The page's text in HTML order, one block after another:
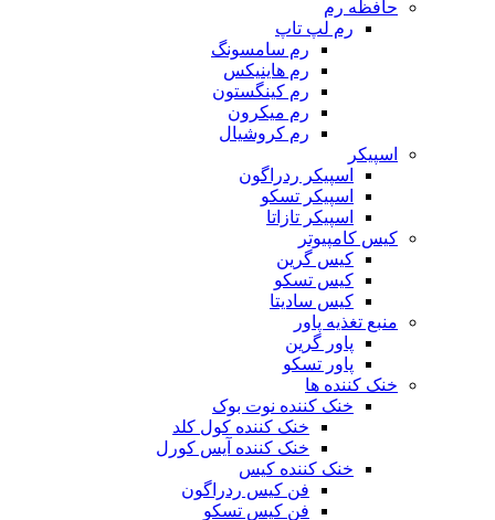
حافظه رم
رم لپ تاپ
رم سامسونگ
رم هاینیکس
رم کینگستون
رم میکرون
رم کروشیال
اسپیکر
اسپیکر ردراگون
اسپیکر تسکو
اسپیکر تازاتا
کیس کامپیوتر
کیس گرین
کیس تسکو
کیس سادیتا
منبع تغذیه‌ پاور
پاور گرین
پاور تسکو
خنک کننده ها
خنک کننده نوت بوک
خنک کننده کول کلد
خنک کننده آیس کورل
خنک کننده کیس
فن کیس ردراگون
فن کیس تسکو